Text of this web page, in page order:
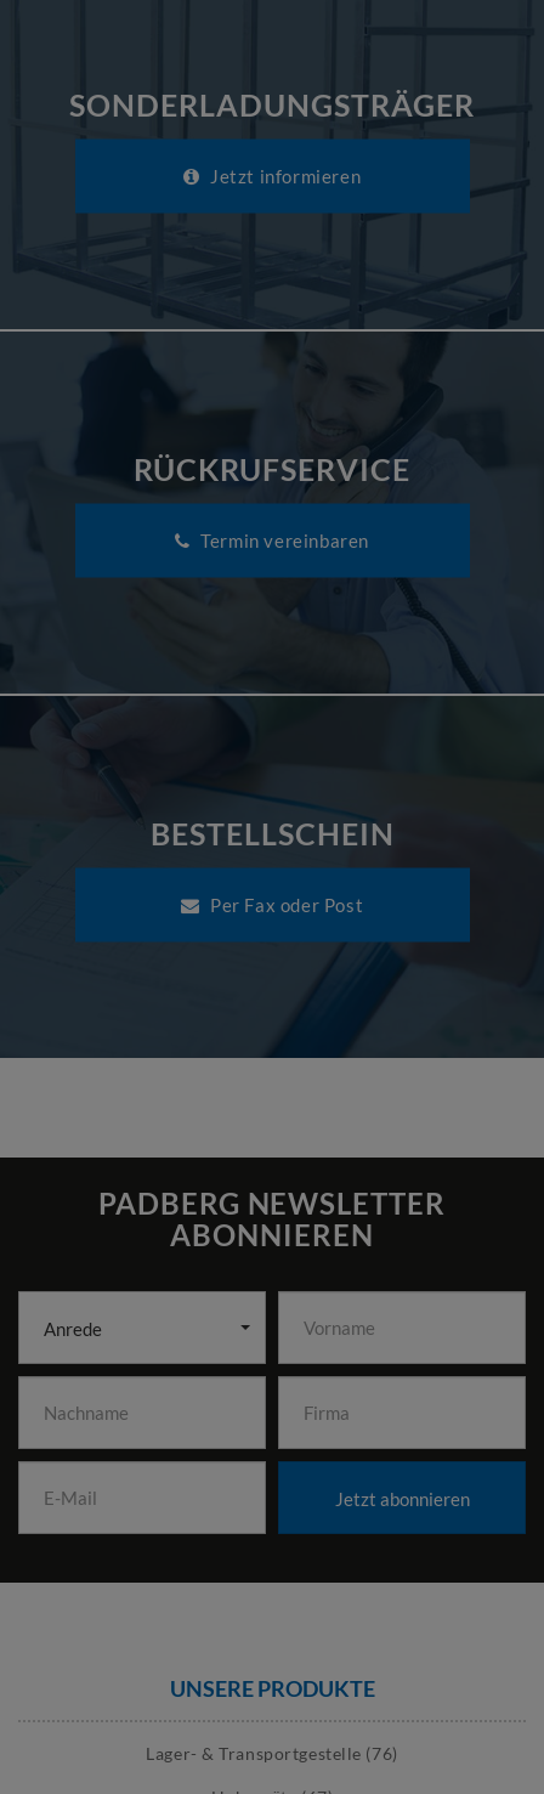
SONDERLADUNGSTRÄGER
Jetzt informieren
RÜCKRUFSERVICE
Termin vereinbaren
BESTELLSCHEIN
Per Fax oder Post
PADBERG NEWSLETTER
ABONNIEREN
Anrede
Jetzt abonnieren
UNSERE PRODUKTE
Lager- & Transportgestelle (76)